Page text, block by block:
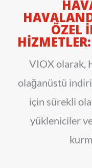
ÖZEL
VIOX olarak,
olağanüstü
için sürekli
yükleniciler